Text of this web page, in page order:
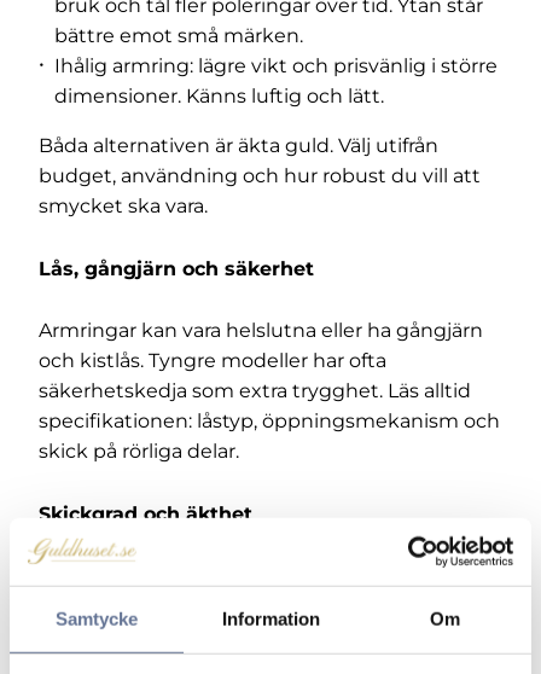
Samtycke Information Om
bruk och tål fler poleringar över tid. Ytan står
bättre emot små märken.
Ihålig armring: lägre vikt och prisvänlig i större
dimensioner. Känns luftig och lätt.
Båda alternativen är äkta guld. Välj utifrån
budget, användning och hur robust du vill att
smycket ska vara.
Lås, gångjärn och säkerhet
Armringar kan vara helslutna eller ha gångjärn
och kistlås. Tyngre modeller har ofta
säkerhetskedja som extra trygghet. Läs alltid
specifikationen: låstyp, öppningsmekanism och
skick på rörliga delar.
Skickgrad och äkthet
tydliga noteringar om repor, polering och
funktion. Leta efter stämplar (t.ex. 750 för 18K)